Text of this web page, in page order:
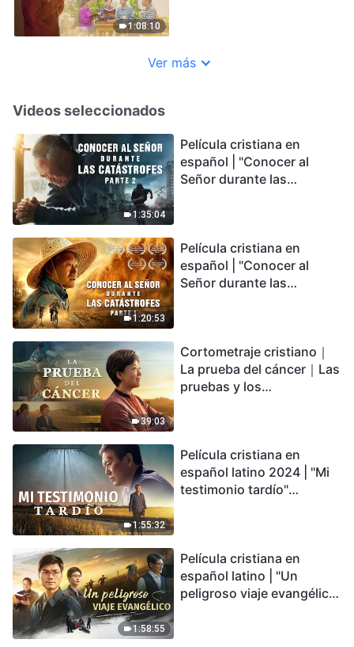
1:08:10
Ver más
Videos seleccionados
1:35:04
Película cristiana en
español | "Conocer al
Señor durante las
podemos sobrevivir?
1:20:53
Película cristiana en
español | "Conocer al
Señor durante las
encontrarás refugio?
39:03
Cortometraje cristiano｜
La prueba del cáncer｜Las
pruebas y los
1:55:32
Película cristiana en
español latino 2024 | "Mi
testimonio tardío"
conmovedor
1:58:55
Película cristiana en
español latino | "Un
peligroso viaje evangélico"